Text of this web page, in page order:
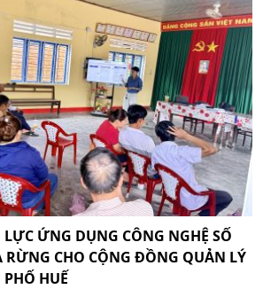
ỨNG DỤNG CÔNG NGHỆ SỐ
RỪNG CHO CỘNG ĐỒNG QUẢN LÝ
HUẾ